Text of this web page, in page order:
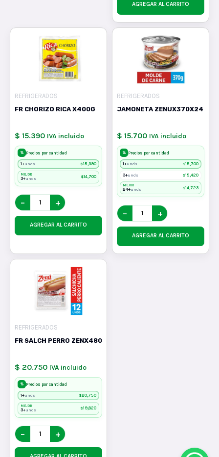
AGREGAR AL CARRITO
REFRIGERADOS
FR CHORIZO RICA X400G
$ 15.390 IVA incluido
% Precios por cantidad
1+unds $15,390
MEJOR
3+unds $14,700
− +
AGREGAR AL CARRITO
REFRIGERADOS
JAMONETA ZENUX370X24
$ 15.700 IVA incluido
% Precios por cantidad
1+unds $15,700
3+unds $15,420
MEJOR
24+unds $14,723
− +
AGREGAR AL CARRITO
REFRIGERADOS
FR SALCH PERRO ZENX480
$ 20.750 IVA incluido
% Precios por cantidad
1+unds $20,750
MEJOR
3+unds $19,820
− +